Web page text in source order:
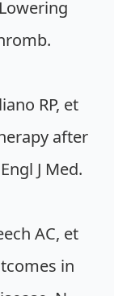
RP, et
after
J Med.
AC, et
in